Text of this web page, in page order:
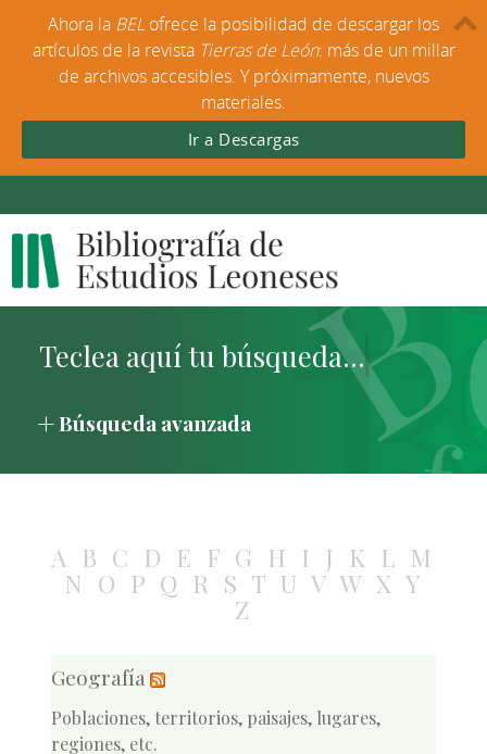
Búsqueda avanzada
A B C D E F G H I J K L M
N O P Q R S T U V W X Y
Z
Geografía
Poblaciones, territorios, paisajes, lugares,
regiones, etc.
Ahora la BEL ofrece la posibilidad de descargar los
artículos de la revista Tierras de León: más de un millar
de archivos accesibles. Y próximamente, nuevos
materiales.
Ir a Descargas